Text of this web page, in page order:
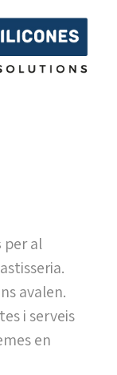
per al
avalen.
i serveis
en